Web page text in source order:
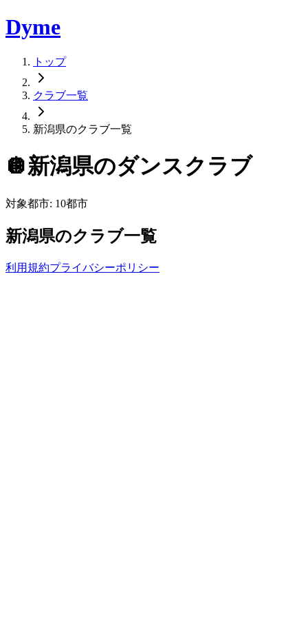
Dyme
トップ
クラブ一覧
新潟県のクラブ一覧
🪩新潟県のダンスクラブ
対象都市: 10都市
新潟県のクラブ一覧
利用規約プライバシーポリシー